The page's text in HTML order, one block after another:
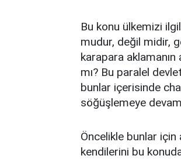
Bu konu ülkemizi
mudur, değil midir,
karapara
mı? Bu paralel
bunlar içerisinde
söğüşlemeye
Öncelikle bunlar için
kendilerini bu